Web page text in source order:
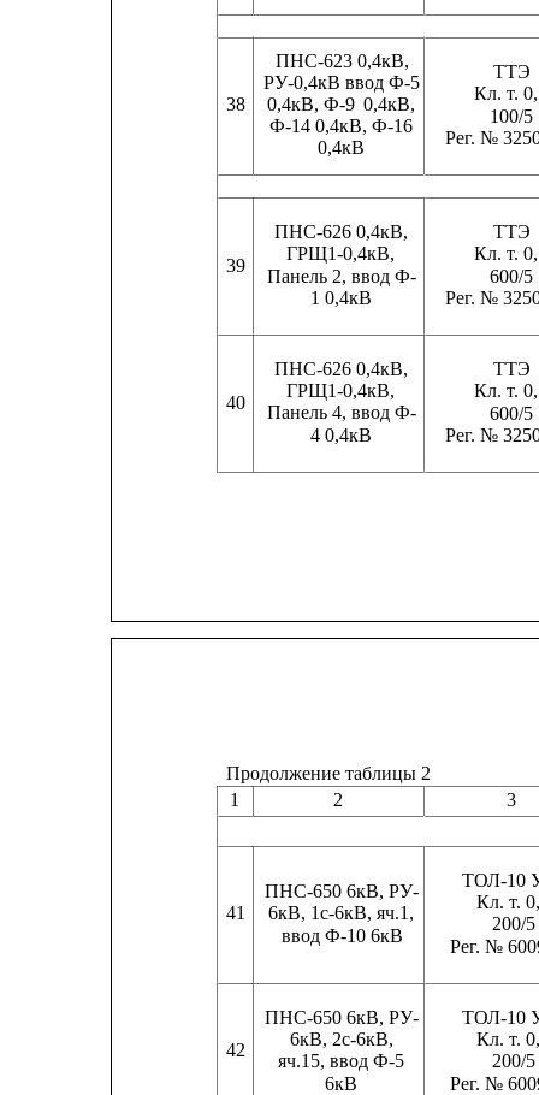
38
ПНС-623 0,4кВ,
РУ-0,4кВ ввод Ф-5
0,4кВ, Ф-9 0,4кВ,
Ф-14 0,4кВ, Ф-16
0,4кВ
ТТЭ
Кл. т.
100/5
Рег. №
39
ПНС-626 0,4кВ,
ГРЩ1-0,4кВ,
Панель 2, ввод Ф-
1 0,4кВ
ТТЭ
Кл. т.
600/5
Рег. №
40
ПНС-626 0,4кВ,
ГРЩ1-0,4кВ,
Панель 4, ввод Ф-
4 0,4кВ
ТТЭ
Кл. т.
600/5
Рег. №
41
ПНС-650 6кВ, РУ-
6кВ, 1с-6кВ, яч.1,
ввод Ф-10 6кВ
ТОЛ-10
Кл. т.
200/5
Рег. №
42
ПНС-650 6кВ, РУ-
6кВ, 2с-6кВ,
яч.15, ввод Ф-5
6кВ
ТОЛ-10
Кл. т.
200/5
Рег. №
Продолжение таблицы 2
1
2 3